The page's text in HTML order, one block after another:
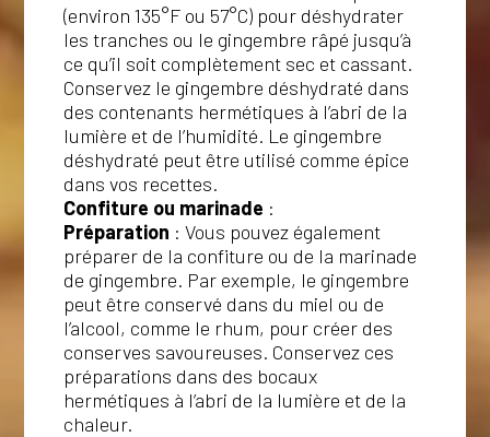
(environ 135°F ou 57°C) pour déshydrater
les tranches ou le gingembre râpé jusqu’à
ce qu’il soit complètement sec et cassant.
Conservez le gingembre déshydraté dans
des contenants hermétiques à l’abri de la
lumière et de l’humidité. Le gingembre
déshydraté peut être utilisé comme épice
dans vos recettes.
Confiture ou marinade :
Préparation : Vous pouvez également
préparer de la confiture ou de la marinade
de gingembre. Par exemple, le gingembre
peut être conservé dans du miel ou de
l’alcool, comme le rhum, pour créer des
conserves savoureuses. Conservez ces
préparations dans des bocaux
hermétiques à l’abri de la lumière et de la
chaleur.